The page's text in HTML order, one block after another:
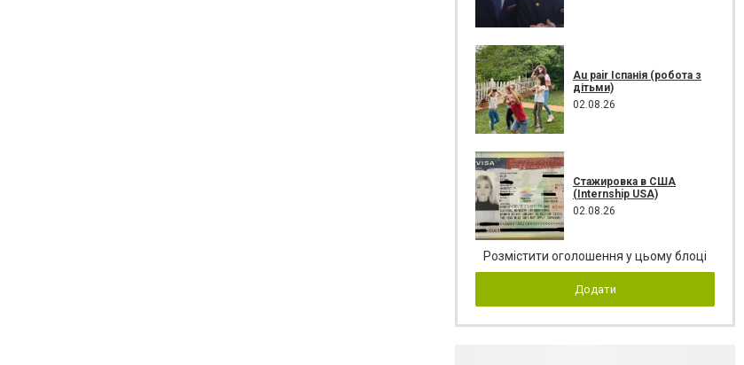
Au pair Іспанія (робота з
дітьми)
02.08.26
Стажировка в США
(Internship USA)
02.08.26
Розмістити оголошення у цьому блоці
Додати